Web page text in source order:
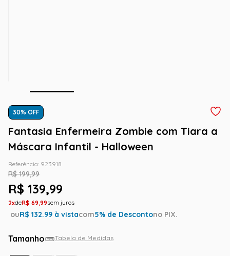
30% OFF
Fantasia Enfermeira Zombie com Tiara a
Máscara Infantil - Halloween
Referência: 923918
R$ 199,99
R$ 139,99
2 R$ 69,99
ouR$ 132.99 à vistacom5% de Descontono PIX.
Tamanho Tabela de Medidas